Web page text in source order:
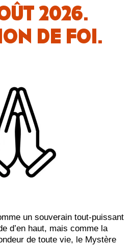
2026.
DE FOI.
un souverain tout-puissant
d’en haut, mais comme la
de toute vie, le Mystère